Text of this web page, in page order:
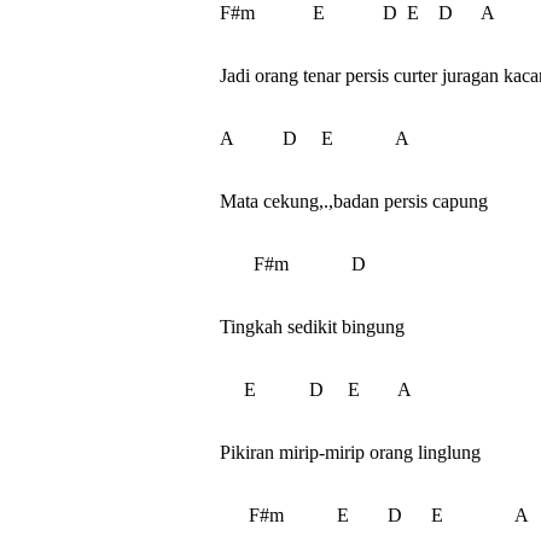
F#m            E            D  E    D      A
Jadi orang tenar persis curter juragan
A          D     E             A
Mata cekung,.,badan persis capung
F#m             D
Tingkah sedikit bingung
E           D     E        A
Pikiran mirip-mirip orang linglung
F#m           E        D      E               A